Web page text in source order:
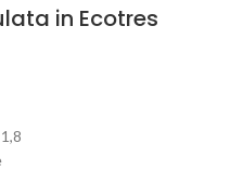
in Ecotres